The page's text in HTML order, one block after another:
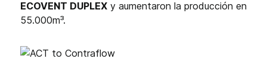
ECOVENT DUPLEX y aumentaron la producción en
55.000m³.